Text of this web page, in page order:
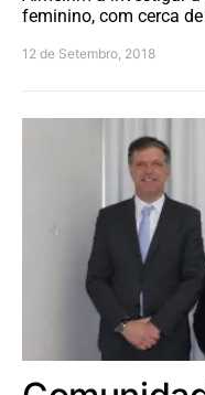
feminino, com cerca
12 de Setembro, 2018